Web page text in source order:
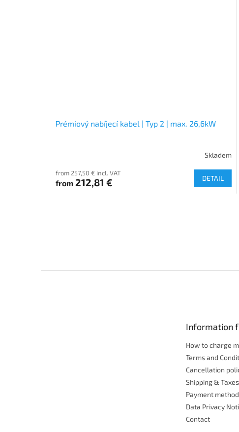
Prémiový nabíjecí kabel | Typ 2 | max. 26,6kW
Skladem
from 257,50 € incl. VAT
from 212,81 € DETAIL
Information
How to charge
Terms and
Cancellation
Shipping & Taxes
Payment method
Data Privacy
Contact